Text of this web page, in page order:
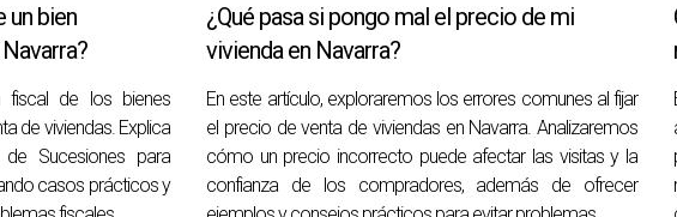
de decisiones informadas sobre tu patrimonio familiar. No dudes en
vender un piso heredado?
un bien
fiscal de los bienes
de viviendas. Explica
Sucesiones para
casos prácticos y
¿Qué pasa si pongo mal el precio de mi
vivienda en Navarra?
En este artículo, exploraremos los errores comunes al fijar
el precio de venta de viviendas en Navarra. Analizaremos
cómo un precio incorrecto puede afectar las visitas y la
confianza de los compradores, además de ofrecer